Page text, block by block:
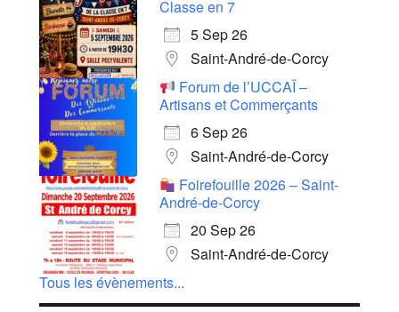
Classe en 7
5 Sep 26
Saint-André-de-Corcy
Forum de l’UCCAÏ –
Artisans et Commerçants
6 Sep 26
Saint-André-de-Corcy
Foirefouille 2026 – Saint-
André-de-Corcy
20 Sep 26
Saint-André-de-Corcy
Tous les évènements...